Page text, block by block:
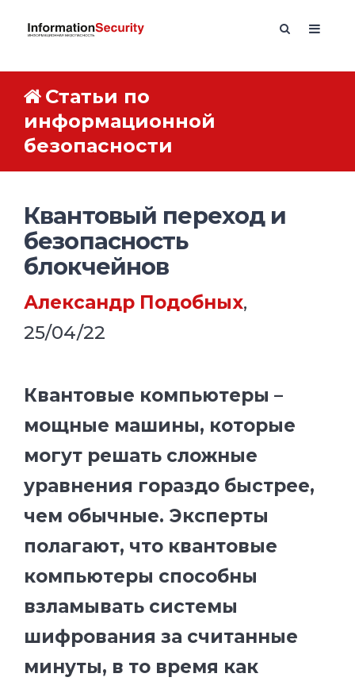
Статьи по
информационной
безопасности
Квантовый переход и
безопасность
блокчейнов
Александр Подобных,
25/04/22
Квантовые компьютеры –
мощные машины, которые
могут решать сложные
уравнения гораздо быстрее,
чем обычные. Эксперты
полагают, что квантовые
компьютеры способны
взламывать системы
шифрования за считанные
минуты, в то время как